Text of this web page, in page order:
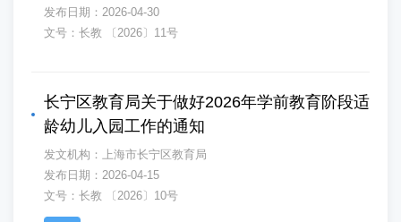
发布日期：2026-04-30
文号：长教 〔2026〕11号
长宁区教育局关于做好2026年学前教育阶段适
龄幼儿入园工作的通知
发文机构：上海市长宁区教育局
发布日期：2026-04-15
文号：长教 〔2026〕10号